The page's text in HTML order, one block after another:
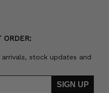
ORDER:
stock updates and
SIGN UP